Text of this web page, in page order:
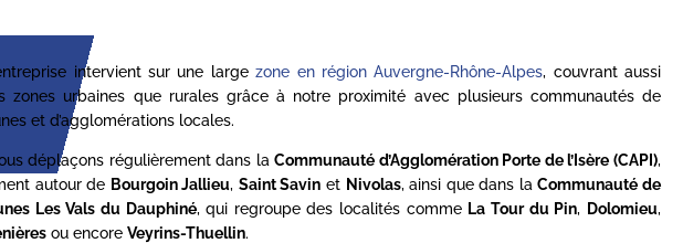
intervient sur une largezone en région Auvergne-Rhône-Alpes, couvrant aussi
zones urbaines que rurales grâce à notre proximité avec plusieurs communautés de
et d’agglomérations locales.
déplaçons régulièrement dans laCommunauté d’Agglomération Porte de l’Isère (CAPI),
autour de Bourgoin Jallieu, Saint Savin et Nivolas, ainsi que dans laCommunauté de
Les Vals du Dauphiné, qui regroupe des localités comme La Tour du Pin, Dolomieu,
ou encore Veyrins-Thuellin.